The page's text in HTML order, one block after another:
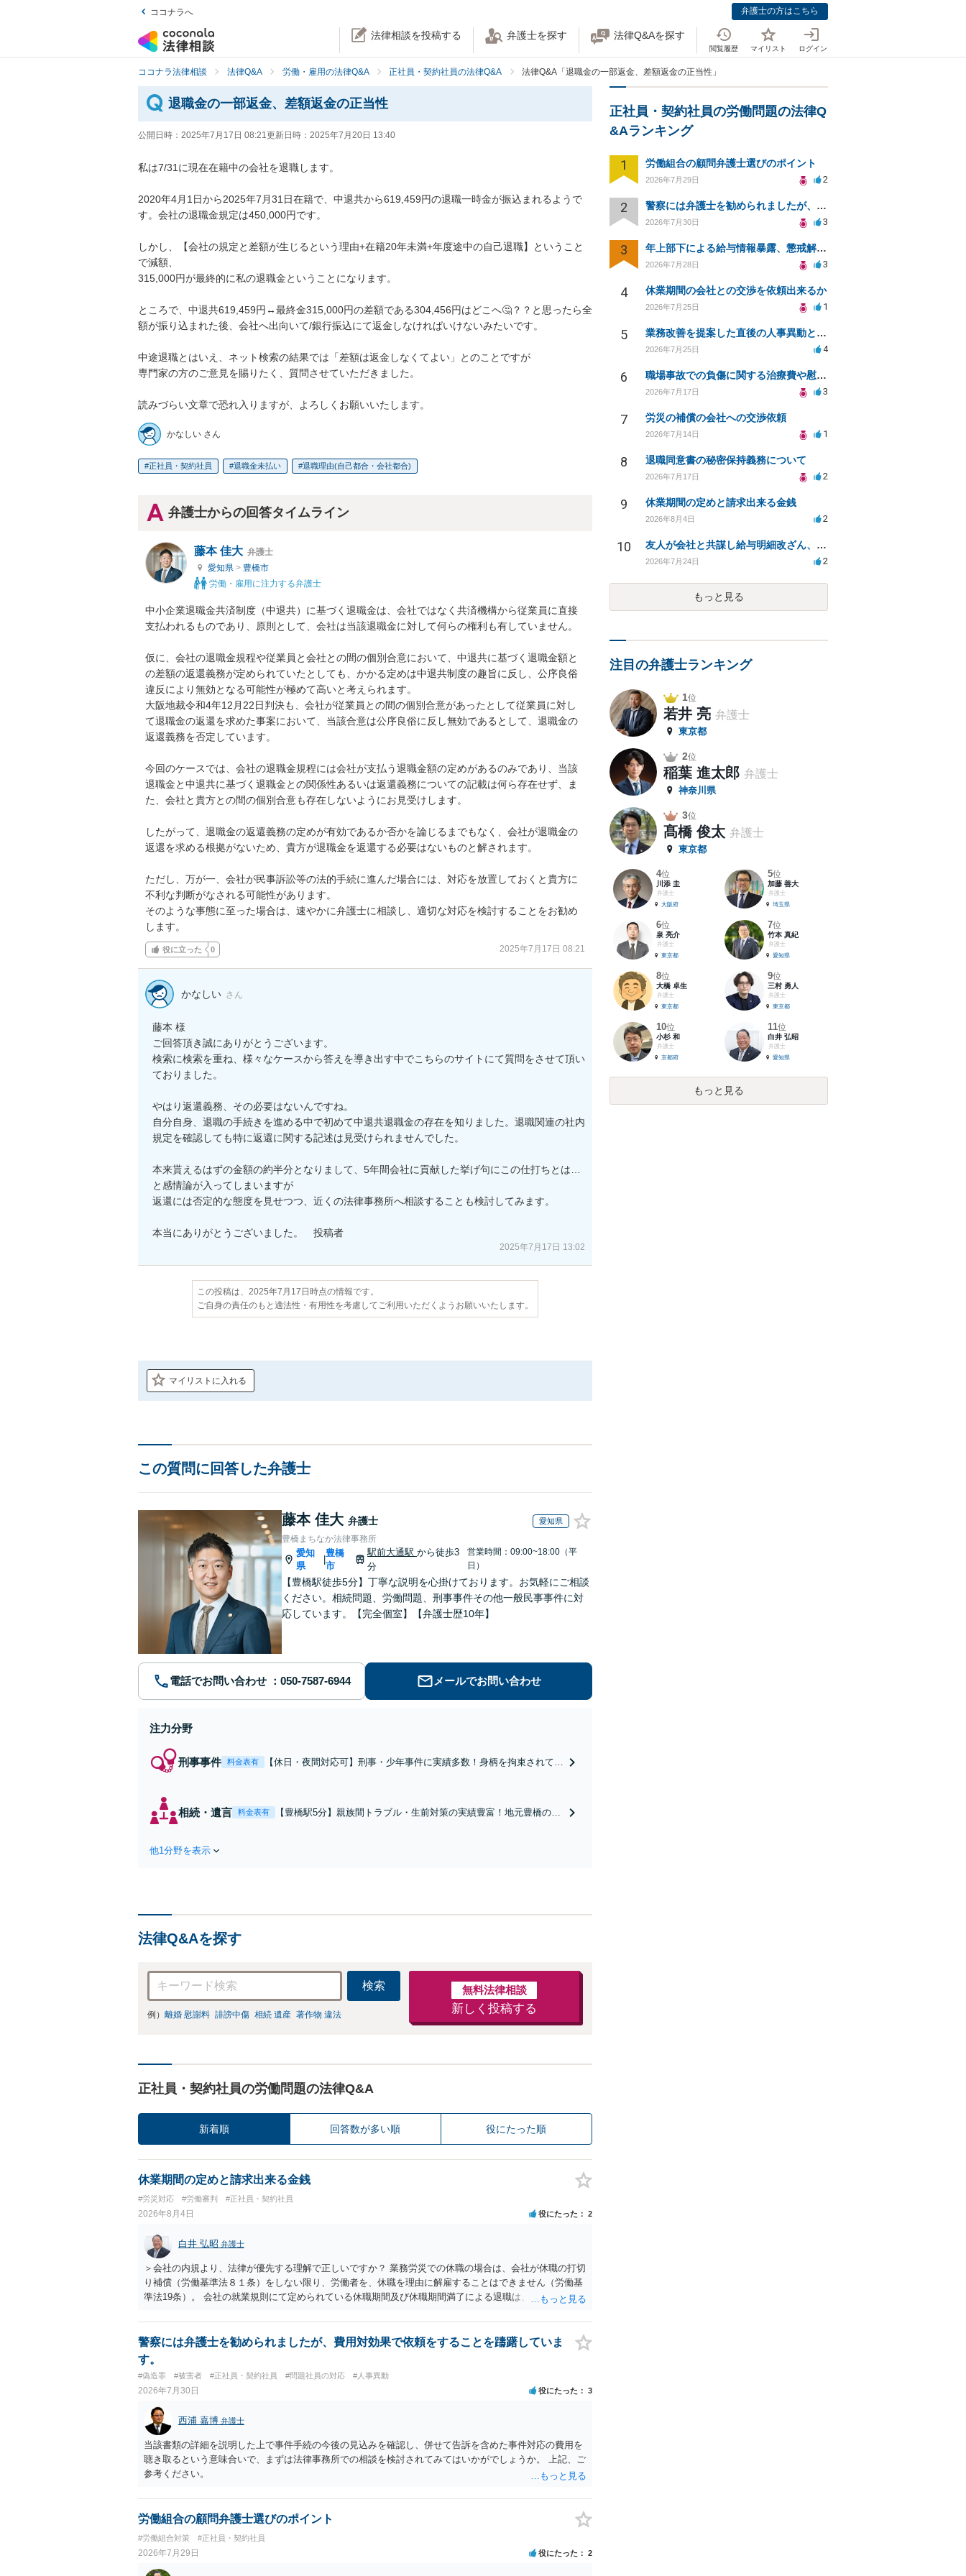
ココナラへ 弁護士の方はこちら
法律相談を投稿する 弁護士を探す 法律Q&Aを探す
閲覧履歴 マイリスト ログイン
ココナラ法律相談 法律Q&A 労働・雇用の法律Q&A 正社員・契約社員の法律Q&A 法律Q&A「退職金の一部返金、差額返金の正当性」
退職金の一部返金、差額返金の正当性
公開日時： 2025年7月17日 08:21更新日時： 2025年7月20日 13:40
私は7/31に現在在籍中の会社を退職します。
2020年4月1日から2025年7月31日在籍で、中退共から619,459円の退職一時金が振込まれるようで
す。会社の退職金規定は450,000円です。
しかし、【会社の規定と差額が生じるという理由+在籍20年未満+年度途中の自己退職】ということ
で減額、
315,000円が最終的に私の退職金ということになります。
ところで、中退共619,459円↔最終金315,000円の差額である304,456円はどこへ🤔？？と思ったら全
額が振り込まれた後、会社へ出向いて/銀行振込にて返金しなければいけないみたいです。
中途退職とはいえ、ネット検索の結果では「差額は返金しなくてよい」とのことですが
専門家の方のご意見を賜りたく、質問させていただきました。
読みづらい文章で恐れ入りますが、よろしくお願いいたします。
かなしい さん
正社員・契約社員 退職金未払い 退職理由(自己都合・会社都合)
弁護士からの回答タイムライン
藤本 佳大 弁護士
愛知県 > 豊橋市
労働・雇用に注力する弁護士
中小企業退職金共済制度（中退共）に基づく退職金は、会社ではなく共済機構から従業員に直接
支払われるものであり、原則として、会社は当該退職金に対して何らの権利も有していません。
仮に、会社の退職金規程や従業員と会社との間の個別合意において、中退共に基づく退職金額と
の差額の返還義務が定められていたとしても、かかる定めは中退共制度の趣旨に反し、公序良俗
違反により無効となる可能性が極めて高いと考えられます。
大阪地裁令和4年12月22日判決も、会社が従業員との間の個別合意があったとして従業員に対し
て退職金の返還を求めた事案において、当該合意は公序良俗に反し無効であるとして、退職金の
返還義務を否定しています。
今回のケースでは、会社の退職金規程には会社が支払う退職金額の定めがあるのみであり、当該
退職金と中退共に基づく退職金との関係性あるいは返還義務についての記載は何ら存在せず、ま
た、会社と貴方との間の個別合意も存在しないようにお見受けします。
したがって、退職金の返還義務の定めが有効であるか否かを論じるまでもなく、会社が退職金の
返還を求める根拠がないため、貴方が退職金を返還する必要はないものと解されます。
ただし、万が一、会社が民事訴訟等の法的手続に進んだ場合には、対応を放置しておくと貴方に
不利な判断がなされる可能性があります。
そのような事態に至った場合は、速やかに弁護士に相談し、適切な対応を検討することをお勧め
します。
役に立った 0 2025年7月17日 08:21
かなしい さん
藤本 様
ご回答頂き誠にありがとうございます。
検索に検索を重ね、様々なケースから答えを導き出す中でこちらのサイトにて質問をさせて頂い
ておりました。
やはり返還義務、その必要はないんですね。
自分自身、退職の手続きを進める中で初めて中退共退職金の存在を知りました。退職関連の社内
規定を確認しても特に返還に関する記述は見受けられませんでした。
本来貰えるはずの金額の約半分となりまして、5年間会社に貢献した挙げ句にこの仕打ちとは…
と感情論が入ってしまいますが
返還には否定的な態度を見せつつ、近くの法律事務所へ相談することも検討してみます。
本当にありがとうございました。　投稿者
2025年7月17日 13:02
この投稿は、2025年7月17日時点の情報です。
ご自身の責任のもと適法性・有用性を考慮してご利用いただくようお願いいたします。
マイリストに入れる
この質問に回答した弁護士
藤本 佳大 弁護士 愛知県
豊橋まちなか法律事務所
愛知
県
|
豊橋
市
駅前大通駅から徒歩3
分
営業時間：09:00~18:00（平
日）
【豊橋駅徒歩5分】丁寧な説明を心掛けております。お気軽にご相談
ください。相続問題、労働問題、刑事事件その他一般民事事件に対
応しています。【完全個室】【弁護士歴10年】
電話でお問い合わせ メールでお問い合わせ
注力分野
刑事事件 料金表有
【休日・夜間対応可】刑事・少年事件に実績多数！身柄を拘束されてし
全個室】
相続・遺言 料金表有
【豊橋駅5分】親族間トラブル・生前対策の実績豊富！地元豊橋の不
他1分野を表示
法律Q&Aを探す
検索
例） 離婚 慰謝料 誹謗中傷 相続 遺産 著作物 違法
無料法律相談
新しく投稿する
正社員・契約社員の労働問題の法律Q&A
新着順 回答数が多い順 役にたった順
休業期間の定めと請求出来る金銭
#労災対応 #労働審判 #正社員・契約社員
2026年8月4日 役にたった 2
白井 弘昭 弁護士
＞会社の内規より、法律が優先する理解で正しいですか？ 業務労災での休職の場合は、会社が休職の打切
り補償（労働基準法８１条）をしない限り、労働者を、休職を理由に解雇することはできません（労働基
準法19条）。 会社の就業規則にて定められている休職期間及び休職期間満了による退職は、業務労災への
たります。 ＞労災の休業補償と、所得補償保険の保険金とは別に、受け取れる金銭はありますでしょう
か？ 業務労災の場合は、会社の安全配慮義務違反が認められると解されますので、会社の損害賠償責任
（治療費、通院慰謝料、入院費、入院慰謝料、後遺障害慰謝料、逸失利益等）が認められる可能性が高い
の賠償責任も考えられます。 労災で支払われた分は、損害額から控除（損益相殺）されますが、それを超
えた部分は、会社もしくは、第三者から支払ってもらうことになります。 会社等との交渉が必要になると
思います（良い会社でしたら、自ら話してくると思いますが・・・）。極めて専門的な話ですので、詳細
もしくは対応を最寄りの弁護士にご相談ください。 以上、ご参考まで。
警察には弁護士を勧められましたが、費用対効果で依頼をすることを躊躇していま
す。
#偽造罪 #被害者 #正社員・契約社員 #問題社員の対応 #人事異動
2026年7月30日 役にたった 3
西浦 嘉博 弁護士
当該書類の詳細を説明した上で事件手続の今後の見込みを確認し、併せて告訴を含めた事件対応の費用を
聴き取るという意味合いで、まずは法律事務所での相談を検討されてみてはいかがでしょうか。 上記、ご
参考ください。
労働組合の顧問弁護士選びのポイント
#労働組合対策 #正社員・契約社員
2026年7月29日 役にたった 2
正社員・契約社員の労働問題の法律Q
&Aランキング
1 労働組合の顧問弁護士選びのポイント
2026年7月29日 2
2 警察には弁護士を勧められましたが、費用対効果で依頼をすることを躊躇しています。
2026年7月30日 3
3 年上部下による給与情報暴露、懲戒解雇は可能ですか？
2026年7月28日 3
4 休業期間の会社との交渉を依頼出来るか
2026年7月25日 1
5 業務改善を提案した直後の人事異動と適応障害について、法的に問題があるか相談したいです。
2026年7月25日 4
6 職場事故での負傷に関する治療費や慰謝料の相談について
2026年7月17日 3
7 労災の補償の会社への交渉依頼
2026年7月14日 1
8 退職同意書の秘密保持義務について
2026年7月17日 2
9 休業期間の定めと請求出来る金銭
2026年8月4日 2
10 友人が会社と共謀し給与明細改ざん、生活保護不正受給の法的影響は？
2026年7月24日 2
もっと見る
注目の弁護士ランキング
1位
若井 亮 弁護士
東京都
2位
稲葉 進太郎 弁護士
神奈川県
3位
髙橋 俊太 弁護士
東京都
4位
川添 圭
弁護士
大阪府
5位
加藤 善大
弁護士
埼玉県
6位
泉 亮介
弁護士
東京都
7位
竹本 真紀
弁護士
愛知県
8位
大橋 卓生
弁護士
東京都
9位
三村 勇人
弁護士
東京都
10位
小杉 和
弁護士
京都府
11位
白井 弘昭
弁護士
愛知県
もっと見る